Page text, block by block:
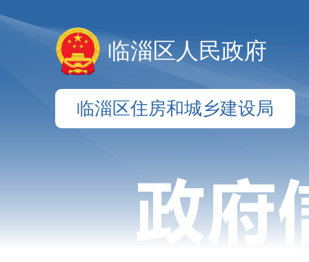
临淄区人民政府
临淄区住房和城乡建设局